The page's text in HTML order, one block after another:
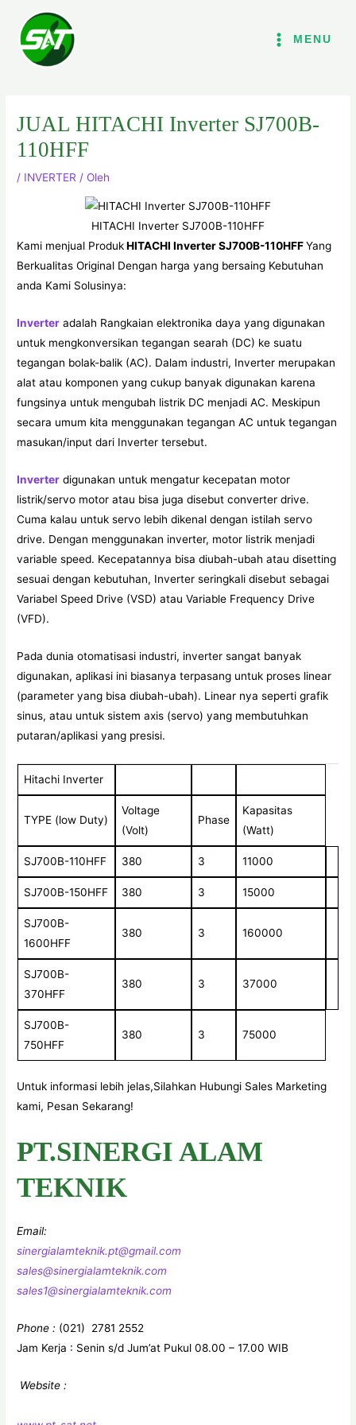
konten
MENU
JUAL HITACHI Inverter SJ700B-
110HFF
/ INVERTER / Oleh
HITACHI Inverter SJ700B-110HFF
Kami menjual ProdukHITACHI Inverter SJ700B-110HFFYang
Berkualitas Original Dengan harga yang bersaing Kebutuhan
anda Kami Solusinya:
Inverter adalah Rangkaian elektronika daya yang digunakan
untuk mengkonversikan tegangan searah (DC) ke suatu
tegangan bolak-balik (AC). Dalam industri, Inverter merupakan
alat atau komponen yang cukup banyak digunakan karena
fungsinya untuk mengubah listrik DC menjadi AC. Meskipun
secara umum kita menggunakan tegangan AC untuk tegangan
masukan/input dari Inverter tersebut.
Inverter digunakan untuk mengatur kecepatan motor
listrik/servo motor atau bisa juga disebut converter drive.
Cuma kalau untuk servo lebih dikenal dengan istilah servo
drive. Dengan menggunakan inverter, motor listrik menjadi
variable speed. Kecepatannya bisa diubah-ubah atau disetting
sesuai dengan kebutuhan, Inverter seringkali disebut sebagai
Variabel Speed Drive (VSD) atau Variable Frequency Drive
(VFD).
Pada dunia otomatisasi industri, inverter sangat banyak
digunakan, aplikasi ini biasanya terpasang untuk proses linear
(parameter yang bisa diubah-ubah). Linear nya seperti grafik
sinus, atau untuk sistem axis (servo) yang membutuhkan
putaran/aplikasi yang presisi.
Hitachi Inverter
TYPE (low Duty)
Voltage
(Volt)
Phase
Kapasitas
(Watt)
SJ700B-110HFF 380 3 11000
SJ700B-150HFF 380 3 15000
SJ700B-
1600HFF
380 3 160000
SJ700B-
370HFF
380 3 37000
SJ700B-
750HFF
380 3 75000
Untuk informasi lebih jelas,Silahkan Hubungi Sales Marketing
kami, Pesan Sekarang!
PT.SINERGI ALAM
TEKNIK
Email:
sinergialamteknik.pt@gmail.com
sales@sinergialamteknik.com
sales1@sinergialamteknik.com
Phone : (021)
2781 2552
Jam Kerja : Senin s/d Jum’at Pukul 08.00 – 17.00 WIB
Website :